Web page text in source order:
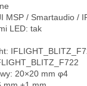
MSP / Smartaudio /
LED: tak
20×20 mm φ4